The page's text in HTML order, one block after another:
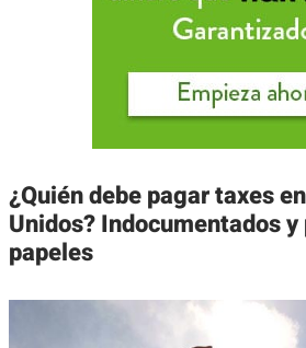
¿Quién debe pagar taxes
Unidos? Indocumentados
papeles